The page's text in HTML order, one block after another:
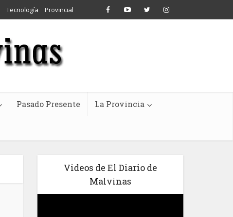
Tecnología Provincial
Pasado Presente La Provincia
Videos de El Diario de
Malvinas